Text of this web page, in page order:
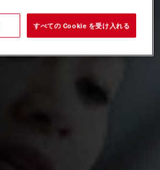
すべての Cookie を受け入れる